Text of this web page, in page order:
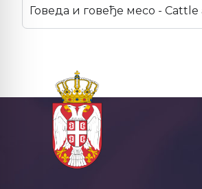
Говеда и говеђе месо -